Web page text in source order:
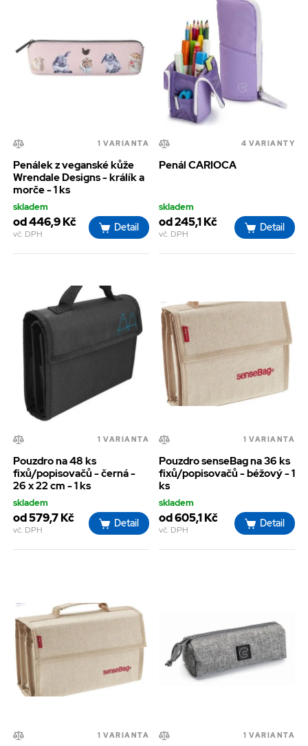
1 VARIANTA
Penálek z veganské kůže
Wrendale Designs - králík a
morče - 1 ks
skladem
od 446,9 Kč
vč. DPH
Detail
4 VARIANTY
Penál CARIOCA
skladem
od 245,1 Kč
vč. DPH
Detail
1 VARIANTA
Pouzdro na 48 ks
fixů/popisovačů - černá -
26 x 22 cm - 1 ks
skladem
od 579,7 Kč
vč. DPH
Detail
1 VARIANTA
Pouzdro senseBag na 36 ks
fixů/popisovačů - béžový - 1
ks
skladem
od 605,1 Kč
vč. DPH
Detail
1 VARIANTA 1 VARIANTA